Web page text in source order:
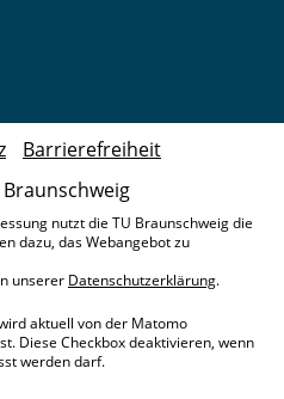
Barrierefreiheit
nutzt die TU Braunschweig die
dazu, das Webangebot zu
unserer Datenschutzerklärung.
aktuell von der Matomo
Diese Checkbox deaktivieren, wenn
werden darf.